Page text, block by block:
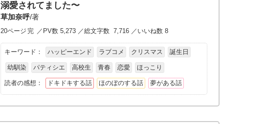
溺愛されてました〜
草加奈呼/著
20ページ 完 ／PV数 5,273 ／総文字数 7,716 ／いいね数 8
キーワード： ハッピーエンド ラブコメ クリスマス 誕生日
幼馴染 パティシエ 高校生 青春 恋愛 ほっこり
読者の感想： ドキドキする話 ほのぼのする話 夢がある話